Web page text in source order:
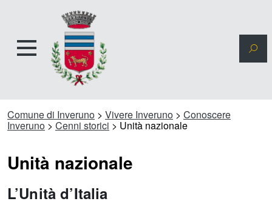
Comune di Inveruno > Vivere Inveruno > Conoscere
Inveruno > Cenni storici > Unità nazionale
Unità nazionale
L’Unità d’Italia